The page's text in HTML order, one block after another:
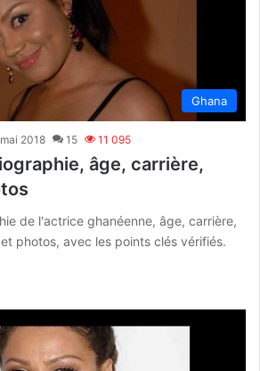
Ghana
2018 15 11 095
âge, carrière,
de l'actrice ghanéenne, âge, carrière,
photos, avec les points clés vérifiés.